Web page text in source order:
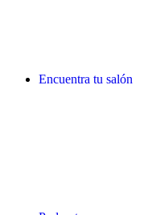
Encuentra tu salón